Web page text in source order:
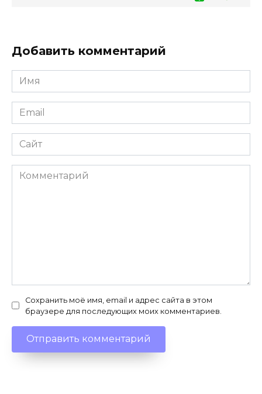
Добавить комментарий
Имя
*
Email
*
Сайт
Комментарий
Сохранить моё имя, email и адрес сайта в этом
браузере для последующих моих комментариев.